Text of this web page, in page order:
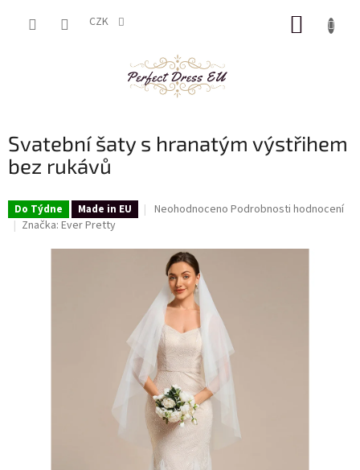
CZK
Svatební šaty s hranatým výstřihem
bez rukávů
Do Týdne Made in EU
Průměrné
je
0,0
5
hvězdiček.
Neohodnoceno Podrobnosti hodnocení
Značka: Ever Pretty